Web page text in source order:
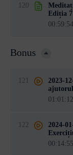
120
Ediția 7
00:59:54
Bonus
121
2023-
01:01:12
122
2024-
00:14:55